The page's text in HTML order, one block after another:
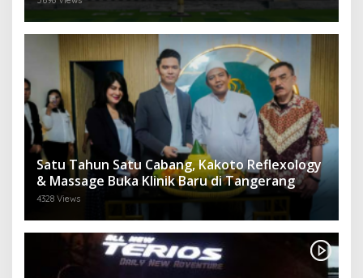
Satu Tahun Satu Cabang, Kakoto Reflexology
& Massage Buka Klinik Baru di Tangerang
4328 Views